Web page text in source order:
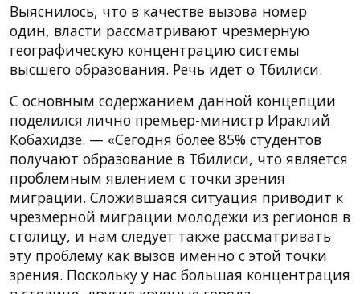
Выяснилось, что в качестве вызова номер
один, власти рассматривают чрезмерную
географическую концентрацию системы
высшего образования. Речь идет о Тбилиси.
С основным содержанием данной концепции
поделился лично премьер-министр Ираклий
Кобахидзе. — «Сегодня более 85% студентов
получают образование в Тбилиси, что является
проблемным явлением с точки зрения
миграции. Сложившаяся ситуация приводит к
чрезмерной миграции молодежи из регионов в
столицу, и нам следует также рассматривать
эту проблему как вызов именно с этой точки
зрения. Поскольку у нас большая концентрация